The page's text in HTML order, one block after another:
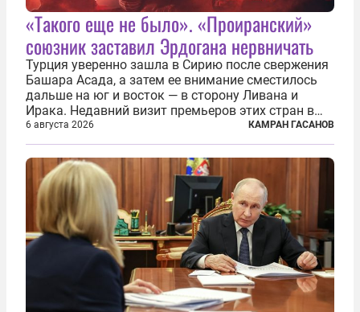
«Такого еще не было». «Проиранский»
союзник заставил Эрдогана нервничать
Турция уверенно зашла в Сирию после свержения
Башара Асада, а затем ее внимание сместилось
дальше на юг и восток — в сторону Ливана и
Ирака. Недавний визит премьеров этих стран в
Анкару, договоры об участии турецкой компании
TPAO в разработке нефти иракского Киркука и
«Дороги развития» подтверждают...
6 августа 2026 КАМРАН ГАСАНОВ